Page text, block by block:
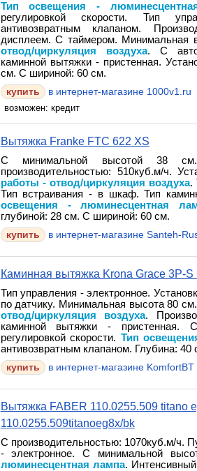
Тип освещения -
регулировкой скорости. Тип
антивозвратным клапаном.
дисплеем. С таймером. Минимальная
отвод/циркуляция воздуха. С
каминной вытяжки - пристенная.
см. С шириной: 60 см.
в интернет-магазине 1000v1.ru
возможен: кредит
Вытяжка Franke FTC 622 XS
С минимальной высотой 38 см.
производительностью: 510куб.м/ч.
работы - отвод/циркуляция воздуха.
Тип встраивания - в шкаф. Тип
освещения - люминесцентная
глубиной: 28 см. С шириной: 60 см.
в интернет-магазине Santeh-
Каминная вытяжка Krona Grace 3P-S
Тип управления - электронное.
по датчику. Минимальная высота 80
отвод/циркуляция воздуха.
каминной вытяжки -
регулировкой скорости. Тип
антивозвратным клапаном. Глубина:
в интернет-магазине KomfortBT
Вытяжка FABER 110.0255.509 titano
110.0255.509titanoeg8x/bk
С производительностью: 1070куб.м/ч.
- электронное. С минимальной
люминесцентная лампа.